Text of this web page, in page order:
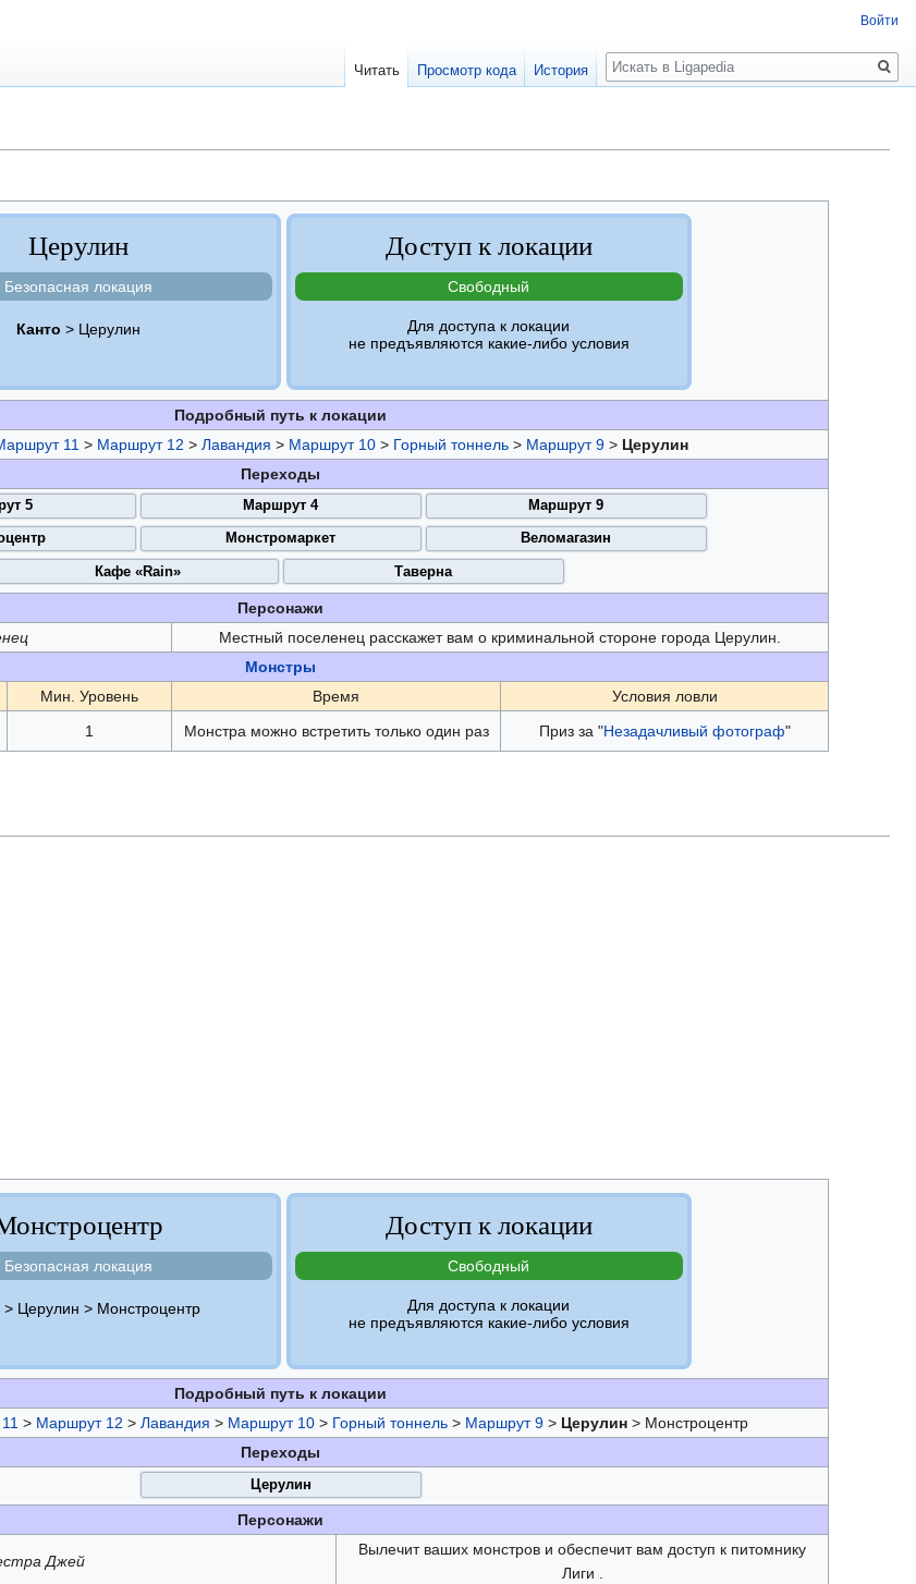
Церулин
Безопасная локация
Канто > Церулин
Доступ к локации
Свободный
Для доступа к локации
не предъявляются какие-либо условия
Подробный путь к локации
11 > Маршрут 12 > Лавандия > Маршрут 10> Горный тоннель> Маршрут 9> Церулин
Переходы
5 Маршрут 4 Маршрут 9
Монстромаркет Веломагазин
Кафе «Rain» Таверна
Персонажи
Местный поселенец расскажет вам о криминальной стороне города Церулин.
Монстры
Мин. Уровень Время
Условия ловли
1 Монстра можно встретить только один раз Приз за "Незадачливый фотограф"
Безопасная локация
> Церулин > Монстроцентр
Доступ к локации
Свободный
Для доступа к локации
не предъявляются какие-либо условия
Подробный путь к локации
> Маршрут 12 > Лавандия > Маршрут 10 > Горный тоннель > Маршрут 9 > Церулин > Монстроцентр
Переходы
Церулин
Персонажи
Джей
Вылечит ваших монстров и обеспечит вам доступ к питомнику
Лиги .
Войти
Читать Просмотр кода История
Поиск